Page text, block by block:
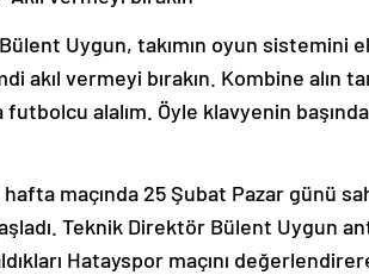
Uygun, takımın oyun sistemini
vermeyi bırakın. Kombine alın
alalım. Öyle klavyenin
maçında 25 Şubat Pazar günü
Teknik Direktör Bülent Uygun
Hatayspor maçını